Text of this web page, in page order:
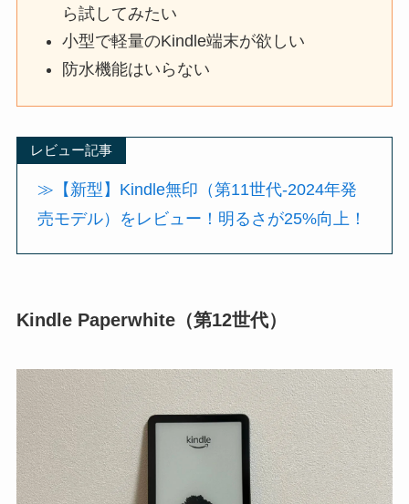
ら試してみたい
小型で軽量のKindle端末が欲しい
防水機能はいらない
レビュー記事
≫【新型】Kindle無印（第11世代-2024年発
売モデル）をレビュー！明るさが25%向上！
Kindle Paperwhite（第12世代）